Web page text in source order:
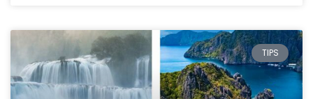
TIPS